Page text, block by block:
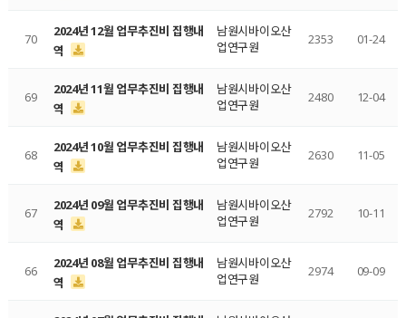
70
2024년 12월 업무추진비 집행내
역
남원시바이오산
업연구원
2353 01-24
69
2024년 11월 업무추진비 집행내
역
남원시바이오산
업연구원
2480 12-04
68
2024년 10월 업무추진비 집행내
역
남원시바이오산
업연구원
2630 11-05
67
2024년 09월 업무추진비 집행내
역
남원시바이오산
업연구원
2792 10-11
66
2024년 08월 업무추진비 집행내
역
남원시바이오산
업연구원
2974 09-09